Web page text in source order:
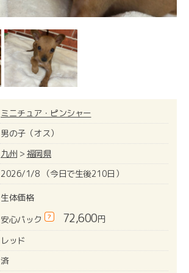
ミニチュア・ピンシャー
男の子（オス）
九州 > 福岡県
2026/1/8 （今日で生後210日）
生体価格
安心パック
? 72,600円
レッド
済